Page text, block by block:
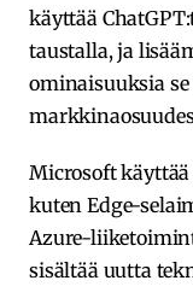
käyttää
taustalla, ja
ominaisuuksia se
Microsoft käyttää
kuten Edge-
Azure-
sisältää uutta